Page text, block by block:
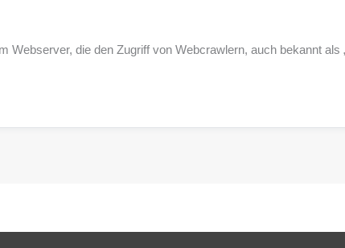
Webserver, die den Zugriff von Webcrawlern, auch bekannt als